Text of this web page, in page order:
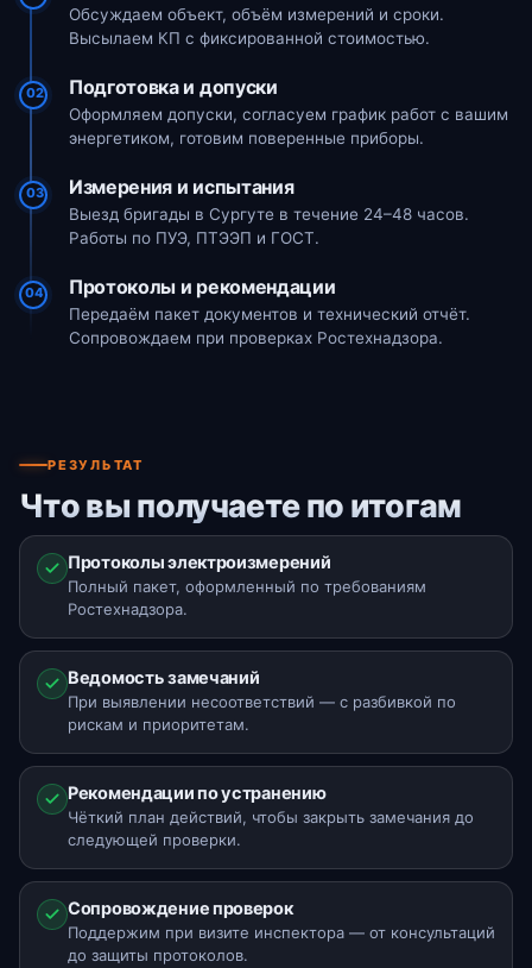
Обсуждаем объект, объём измерений и сроки.
Высылаем КП с фиксированной стоимостью.
02 Подготовка и допуски
Оформляем допуски, согласуем график работ с вашим
энергетиком, готовим поверенные приборы.
03 Измерения и испытания
Выезд бригады в Сургуте в течение 24–48 часов.
Работы по ПУЭ, ПТЭЭП и ГОСТ.
04 Протоколы и рекомендации
Передаём пакет документов и технический отчёт.
Сопровождаем при проверках Ростехнадзора.
РЕЗУЛЬТАТ
Что вы получаете по итогам
Протоколы электроизмерений
Полный пакет, оформленный по требованиям
Ростехнадзора.
Ведомость замечаний
При выявлении несоответствий — с разбивкой по
рискам и приоритетам.
Рекомендации по устранению
Чёткий план действий, чтобы закрыть замечания до
следующей проверки.
Сопровождение проверок
Поддержим при визите инспектора — от консультаций
до защиты протоколов.